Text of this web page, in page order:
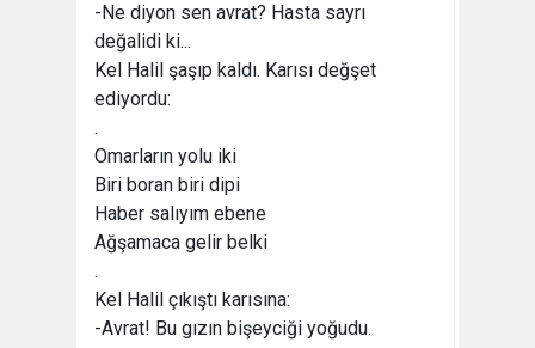
-Ne diyon sen avrat? Hasta sayrı
değalidi ki...
Kel Halil şaşıp kaldı. Karısı değşet
ediyordu:
.
Omarların yolu iki
Biri boran biri dipi
Haber salıyım ebene
Ağşamaca gelir belki
.
Kel Halil çıkıştı karısına:
-Avrat! Bu gızın bişeyciği yoğudu.